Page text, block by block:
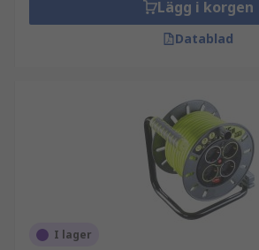
Lägg i korgen
Datablad
I lager